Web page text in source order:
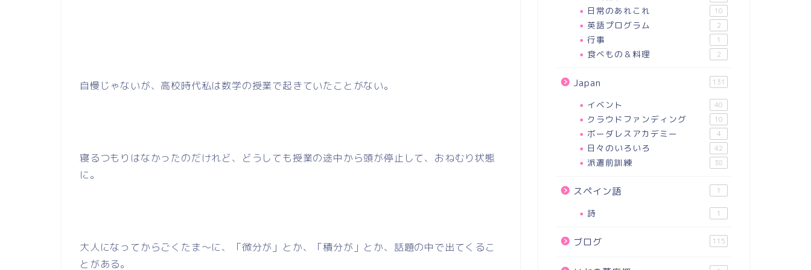
自慢じゃないが、高校時代私は数学の授業で起きていたことがない。
寝るつもりはなかったのだけれど、どうしても授業の途中から頭が停止して、おねむり状態
に。
大人になってからごくたま～に、「微分が」とか、「積分が」とか、話題の中で出てくるこ
とがある。
日常のあれこれ 10
英語プログラム 2
行事 1
食べもの＆料理 2
Japan 131
イベント 40
クラウドファンディング 10
ボーダレスアカデミー 4
日々のいろいろ 42
派遣前訓練 38
スペイン語 1
詩 1
ブログ 115